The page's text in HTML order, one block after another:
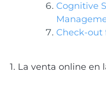
Cognitive
Check-out
1. La venta online en